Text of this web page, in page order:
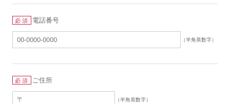
必須 電話番号
（半角英数字）
必須 ご住所
（半角英数字）